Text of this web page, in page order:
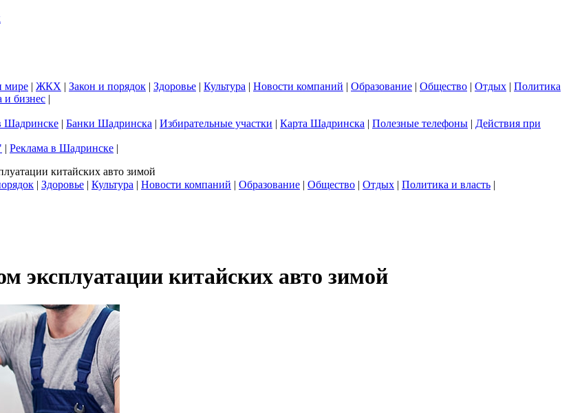
мире | ЖКХ | Закон и порядок | Здоровье | Культура | Новости компаний | Образование | Общество | Отдых | Политика
и бизнес |
Шадринске | Банки Шадринска | Избирательные участки | Карта Шадринска | Полезные телефоны | Действия при
| Реклама в Шадринске |
китайских авто зимой
| Здоровье | Культура | Новости компаний | Образование | Общество | Отдых | Политика и власть |
эксплуатации китайских авто зимой